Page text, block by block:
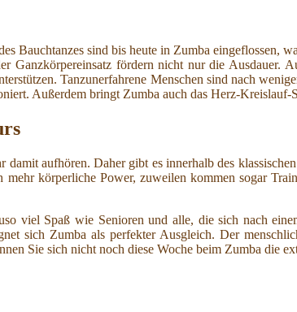
Bauchtanzes sind bis heute in Zumba eingeflossen,
fördern nicht nur die Ausdauer.
Tanzunerfahrene Menschen sind nach
Außerdem bringt Zumba auch das Herz-Kreislauf-
aufhören. Daher gibt es innerhalb des
körperliche Power, zuweilen kommen sogar
viel Spaß wie Senioren und alle, die sich nach
sich Zumba als perfekter Ausgleich. Der
Sie sich nicht noch diese Woche beim Zumba die